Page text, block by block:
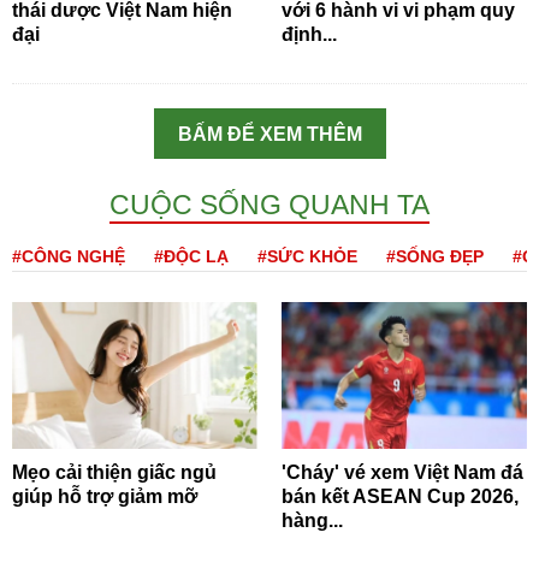
thái dược Việt Nam hiện
đại
với 6 hành vi vi phạm quy
định...
BẤM ĐỂ XEM THÊM
CUỘC SỐNG QUANH TA
#CÔNG NGHỆ #ĐỘC LẠ #SỨC KHỎE #SỐNG ĐẸP
Mẹo cải thiện giấc ngủ
giúp hỗ trợ giảm mỡ
'Cháy' vé xem Việt Nam đá
bán kết ASEAN Cup 2026,
hàng...